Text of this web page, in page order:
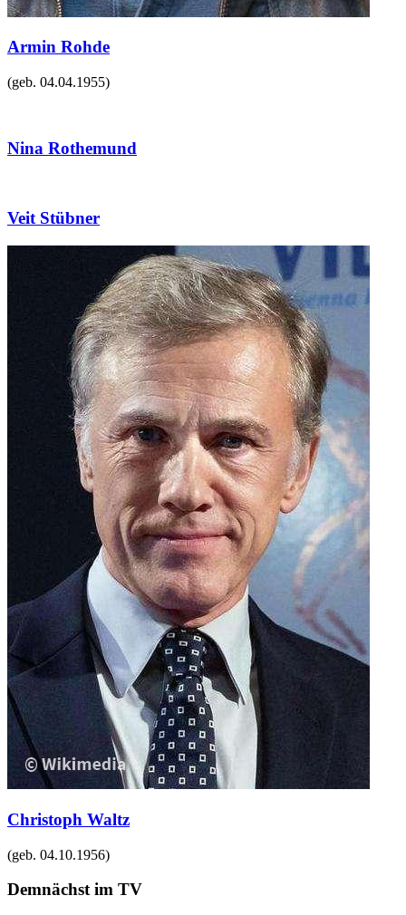
Armin Rohde
(geb. 04.04.1955)
Nina Rothemund
Veit Stübner
Christoph Waltz
(geb. 04.10.1956)
Demnächst im TV